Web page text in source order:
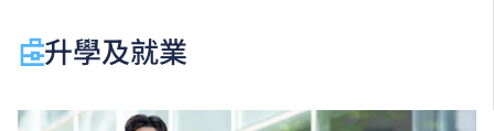
升學及就業